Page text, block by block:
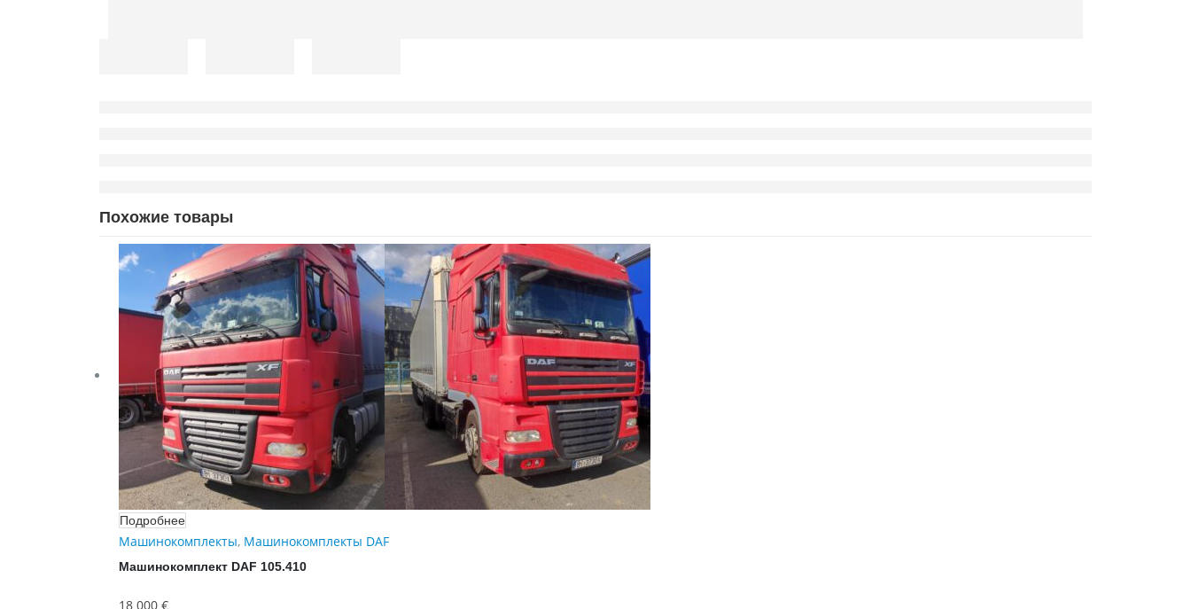
Похожие товары
Подробнее
Машинокомплекты, Машинокомплекты DAF
Машинокомплект DAF 105.410
18 000 €